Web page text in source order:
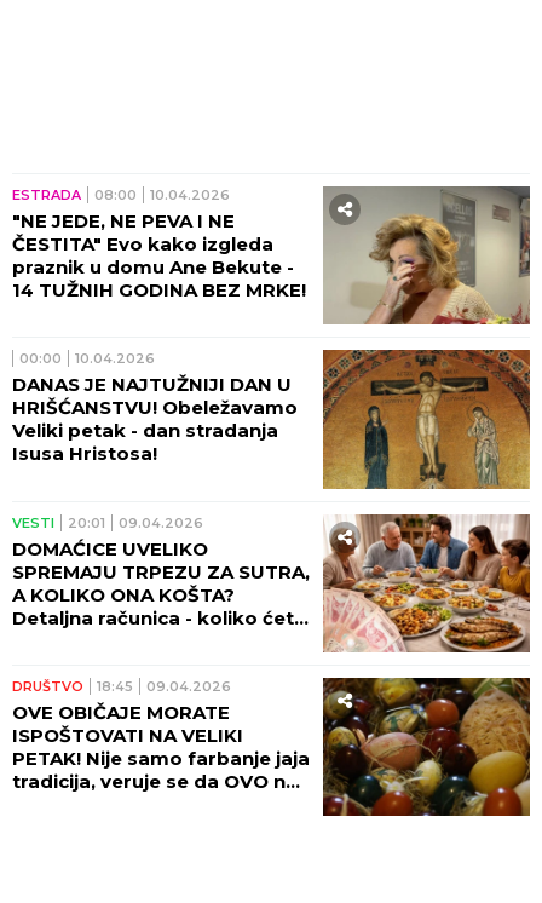
ESTRADA 08:00 10.04.2026
"NE JEDE, NE PEVA I NE
ČESTITA" Evo kako izgleda
praznik u domu Ane Bekute -
14 TUŽNIH GODINA BEZ MRKE!
00:00 10.04.2026
DANAS JE NAJTUŽNIJI DAN U
HRIŠĆANSTVU! Obeležavamo
Veliki petak - dan stradanja
Isusa Hristosa!
VESTI 20:01 09.04.2026
DOMAĆICE UVELIKO
SPREMAJU TRPEZU ZA SUTRA,
A KOLIKO ONA KOŠTA?
Detaljna računica - koliko ćete
trpeza JEFTINIJA
DRUŠTVO 18:45 09.04.2026
OVE OBIČAJE MORATE
ISPOŠTOVATI NA VELIKI
PETAK! Nije samo farbanje jaja
tradicija, veruje se da OVO ne